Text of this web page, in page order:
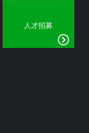
人才招募